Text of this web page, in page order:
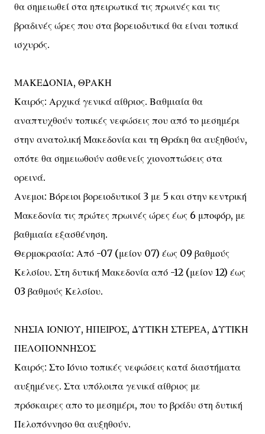
θα σημειωθεί στα ηπειρωτικά τις πρωινές και τις
βραδινές ώρες που στα βορειοδυτικά θα είναι τοπικά
ισχυρός.
ΜΑΚΕΔΟΝΙΑ, ΘΡΑΚΗ
Καιρός: Αρχικά γενικά αίθριος. Βαθμιαία θα
αναπτυχθούν τοπικές νεφώσεις που από το μεσημέρι
στην ανατολική Μακεδονία και τη Θράκη θα αυξηθούν,
οπότε θα σημειωθούν ασθενείς χιονοπτώσεις στα
ορεινά.
Ανεμοι: Βόρειοι βορειοδυτικοί 3 με 5 και στην κεντρική
Μακεδονία τις πρώτες πρωινές ώρες έως 6 μποφόρ, με
βαθμιαία εξασθένηση.
Θερμοκρασία: Από -07 (μείον 07) έως 09 βαθμούς
Κελσίου. Στη δυτική Μακεδονία από -12 (μείον 12) έως
03 βαθμούς Κελσίου.
ΝΗΣΙΑ ΙΟΝΙΟΥ, ΗΠΕΙΡΟΣ, ΔΥΤΙΚΗ ΣΤΕΡΕΑ, ΔΥΤΙΚΗ
ΠΕΛΟΠΟΝΝΗΣΟΣ
Καιρός: Στο Ιόνιο τοπικές νεφώσεις κατά διαστήματα
αυξημένες. Στα υπόλοιπα γενικά αίθριος με
πρόσκαιρες απο το μεσημέρι, που το βράδυ στη δυτική
Πελοπόννησο θα αυξηθούν.